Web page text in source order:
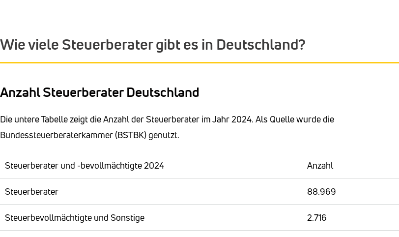
Wie viele Steuerberater gibt es in Deutschland?
Anzahl Steuerberater Deutschland
Die untere Tabelle zeigt die Anzahl der Steuerberater im Jahr 2024. Als Quelle wurde die
Bundessteuerberaterkammer (BSTBK) genutzt.
Steuerberater und -bevollmächtigte 2024 Anzahl
Steuerberater 88.969
Steuerbevollmächtigte und Sonstige 2.716